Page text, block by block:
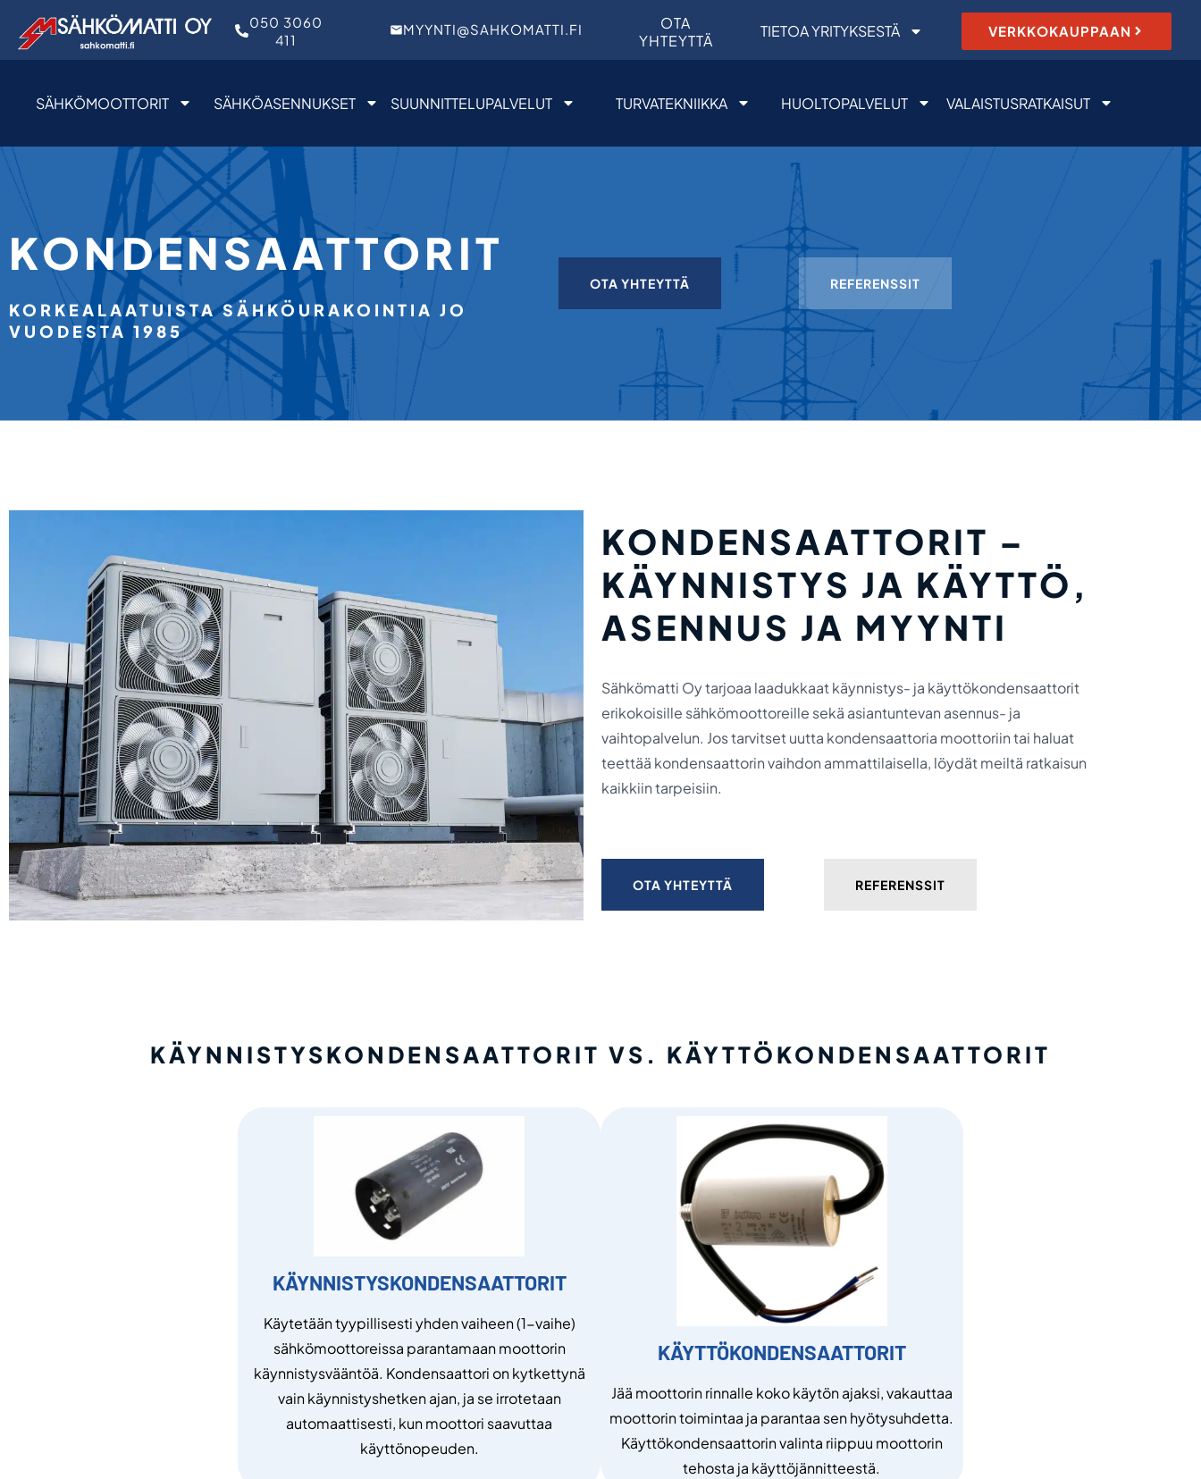
050 3060
411
MYYNTI@SAHKOMATTI.FI
OTA
YHTEYTTÄ
TIETOA YRITYKSESTÄ VERKKOKAUPPAAN
SÄHKÖMOOTTORIT SÄHKÖASENNUKSET SUUNNITTELUPALVELUT TURVATEKNIIKKA HUOLTOPALVELUT VALAISTUSRATKAISUT
KONDENSAATTORIT
KORKEALAATUISTA SÄHKÖURAKOINTIA JO
VUODESTA 1985
OTA YHTEYTTÄ REFERENSSIT
KONDENSAATTORIT –
KÄYNNISTYS JA KÄYTTÖ,
ASENNUS JA MYYNTI
Sähkömatti Oy tarjoaa laadukkaat käynnistys- ja käyttökondensaattorit
erikokoisille sähkömoottoreille sekä asiantuntevan asennus- ja
vaihtopalvelun. Jos tarvitset uutta kondensaattoria moottoriin tai haluat
teettää kondensaattorin vaihdon ammattilaisella, löydät meiltä ratkaisun
kaikkiin tarpeisiin.
OTA YHTEYTTÄ REFERENSSIT
KÄYNNISTYSKONDENSAATTORIT VS. KÄYTTÖKONDENSAATTORIT
KÄYNNISTYSKONDENSAATTORIT
Käytetään tyypillisesti yhden vaiheen (1-vaihe)
sähkömoottoreissa parantamaan moottorin
käynnistysvääntöä. Kondensaattori on kytkettynä
vain käynnistyshetken ajan, ja se irrotetaan
automaattisesti, kun moottori saavuttaa
käyttönopeuden.
KÄYTTÖKONDENSAATTORIT
Jää moottorin rinnalle koko käytön ajaksi, vakauttaa
moottorin toimintaa ja parantaa sen hyötysuhdetta.
Käyttökondensaattorin valinta riippuu moottorin
tehosta ja käyttöjännitteestä.